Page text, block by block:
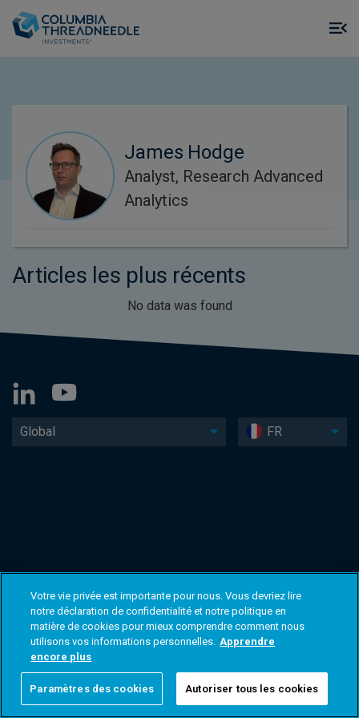
James Hodge
Analyst, Research Advanced
Analytics
Articles les plus récents
No data was found
Global FR
Votre vie privée est importante pour nous. Vous devriez lire
notre déclaration de confidentialité et notre politique en
matière de cookies pour mieux comprendre comment nous
utilisons vos informations personnelles. Apprendre
encore plus
Paramètres des cookies Autoriser tous les cookies